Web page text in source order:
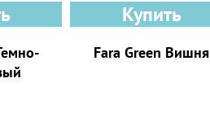
Купить
Fara Green Вишня